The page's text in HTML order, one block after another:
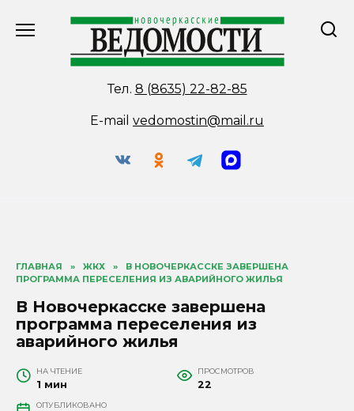
Тел. 8 (8635) 22-82-85
E-mail vedomostin@mail.ru
ГЛАВНАЯ » ЖКХ »
В НОВОЧЕРКАССКЕ ЗАВЕРШЕНА
ПРОГРАММА ПЕРЕСЕЛЕНИЯ ИЗ АВАРИЙНОГО ЖИЛЬЯ
В Новочеркасске завершена
программа переселения из
аварийного жилья
НА ЧТЕНИЕ
1 мин
ПРОСМОТРОВ
22
ОПУБЛИКОВАНО